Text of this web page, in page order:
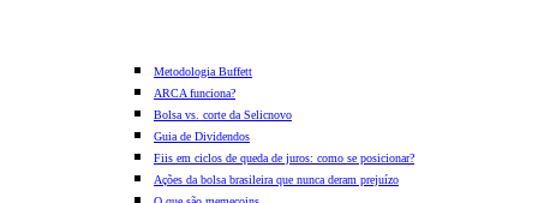
Metodologia Buffett
ARCA funciona?
Bolsa vs. corte da Selicnovo
Guia de Dividendos
Fiis em ciclos de queda de juros: como se posicionar?
Ações da bolsa brasileira que nunca deram prejuízo